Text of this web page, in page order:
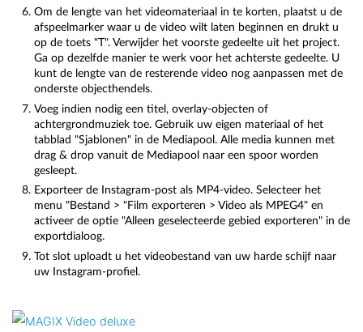
Om de lengte van het videomateriaal in te korten, plaatst u de
afspeelmarker waar u de video wilt laten beginnen en drukt u
op de toets "T". Verwijder het voorste gedeelte uit het project.
Ga op dezelfde manier te werk voor het achterste gedeelte. U
kunt de lengte van de resterende video nog aanpassen met de
onderste objecthendels.
Voeg indien nodig een titel, overlay-objecten of
achtergrondmuziek toe. Gebruik uw eigen materiaal of het
tabblad "Sjablonen" in de Mediapool. Alle media kunnen met
drag & drop vanuit de Mediapool naar een spoor worden
gesleept.
Exporteer de Instagram-post als MP4-video. Selecteer het
menu "Bestand > "Film exporteren > Video als MPEG4" en
activeer de optie "Alleen geselecteerde gebied exporteren" in de
exportdialoog.
Tot slot uploadt u het videobestand van uw harde schijf naar
uw Instagram-profiel.